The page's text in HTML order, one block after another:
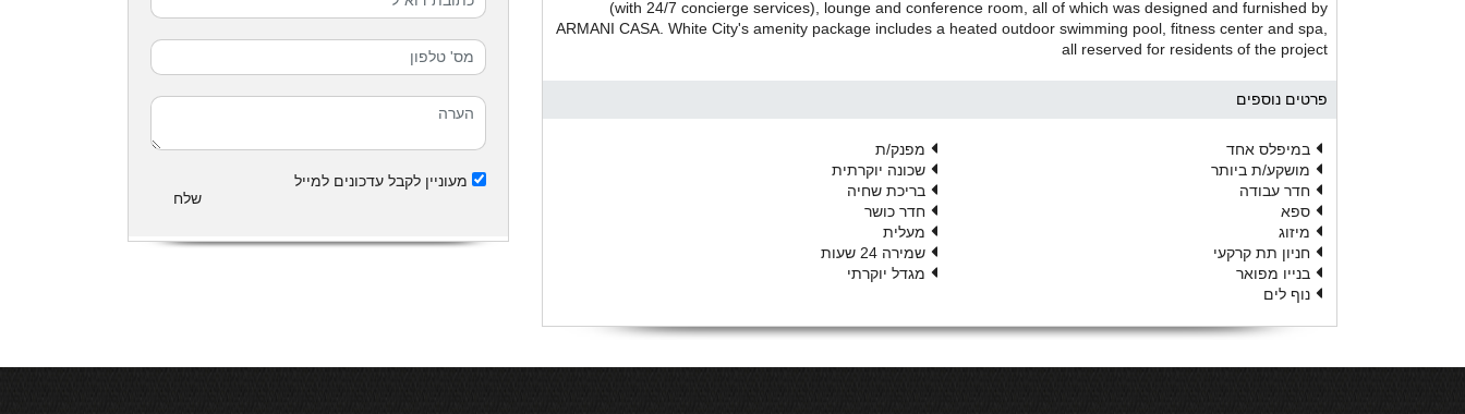
(with 24/7 concierge services), lounge and conference room, all of which was designed and furnished by
ARMANI CASA. White City's amenity package includes a heated outdoor swimming pool, fitness center and spa,
all reserved for residents of the project
פרטים נוספים
במיפלס אחד
מפנק/ת
מושקע/ת ביותר
שכונה יוקרתית
חדר עבודה
בריכת שחיה
ספא
חדר כושר
מיזוג
מעלית
חניון תת קרקעי
שמירה 24 שעות
בנייו מפואר
מגדל יוקרתי
נוף לים
מעוניין לקבל עדכונים למייל
שלח